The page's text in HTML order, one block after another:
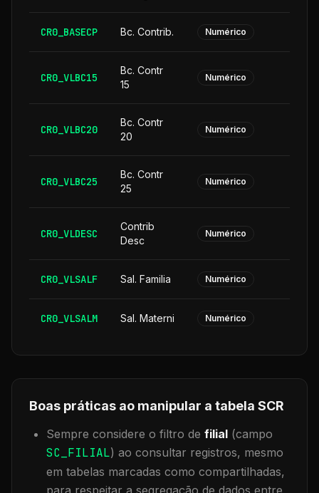
CR0_BASECP Bc. Contrib. Numérico
CR0_VLBC15
Bc. Contr
15
Numérico
CR0_VLBC20
Bc. Contr
20
Numérico
CR0_VLBC25
Bc. Contr
25
Numérico
CR0_VLDESC
Contrib
Desc
Numérico
CR0_VLSALF Sal. Familia Numérico
CR0_VLSALM Sal. Materni Numérico
Boas práticas ao manipular a tabela SCR
Sempre considere o filtro de filial (campo
SC_FILIAL) ao consultar registros, mesmo
em tabelas marcadas como compartilhadas,
para respeitar a segregação de dados entre